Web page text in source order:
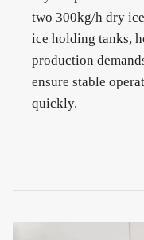
two 300kg/h dry
ice holding tanks,
production
ensure stable
quickly.